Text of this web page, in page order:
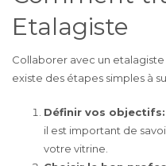
Etalagiste
Collaborer avec un
existe des étapes simples à
Définir vos objectifs:
il est important de
votre vitrine.